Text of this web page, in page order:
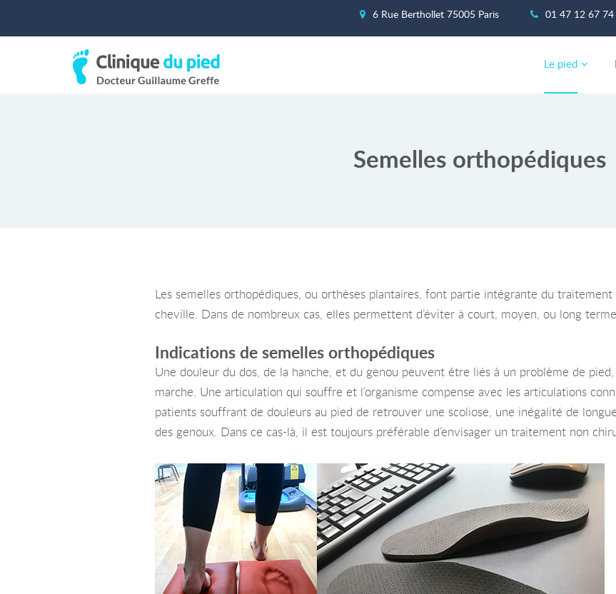
6 Rue Berthollet 75005 Paris 01 47 12 67 74
Le pied
Semelles orthopédiques
Les semelles orthopédiques, ou orthèses plantaires, font partie intégrante du
cheville. Dans de nombreux cas, elles permettent d’éviter à court, moyen, ou long
Indications de semelles orthopédiques
Une douleur du dos, de la hanche, et du genou peuvent être liés à un problème de
marche. Une articulation qui souffre et l’organisme compense avec les articulations
patients souffrant de douleurs au pied de retrouver une scoliose, une inégalité de
des genoux. Dans ce cas-là, il est toujours préférable d’envisager un traitement non